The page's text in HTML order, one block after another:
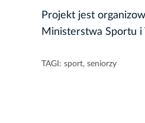
Projekt jest
Ministerstwa Sportu i
TAGI: sport, seniorzy